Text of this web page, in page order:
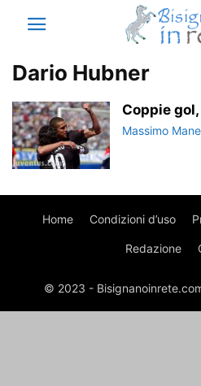
Dario Hubner
Coppie
Massimo
Home Condizioni d’uso
Redazione
© 2023 -